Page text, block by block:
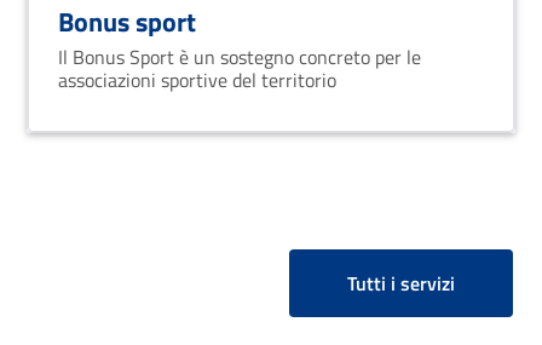
Bonus sport
Il Bonus Sport è un sostegno concreto per le
associazioni sportive del territorio
Tutti i servizi